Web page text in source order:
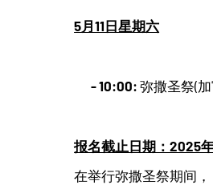
5月11日星期六
- 10:00:弥撒圣祭(
报名截止日期：2025
在举行弥撒圣祭期间，